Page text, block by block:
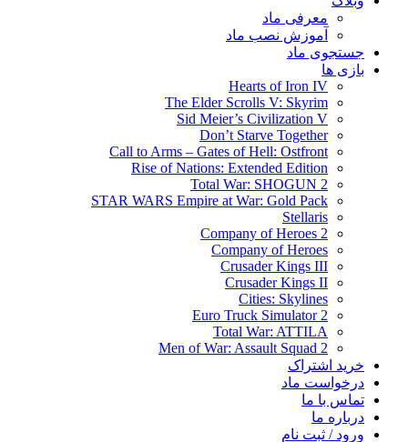
معرفی ماد
آموزش نصب ماد
جستجوی ماد
بازی ها
Hearts of Iron IV
The Elder Scrolls V: Skyrim
Sid Meier’s Civilization V
Don’t Starve Together
Call to Arms – Gates of Hell: Ostfront
Rise of Nations: Extended Edition
Total War: SHOGUN 2
STAR WARS Empire at War: Gold Pack
Stellaris
Company of Heroes 2
Company of Heroes
Crusader Kings III
Crusader Kings II
Cities: Skylines
Euro Truck Simulator 2
Total War: ATTILA
Men of War: Assault Squad 2
خرید اشتراک
درخواست ماد
تماس با ما
درباره ما
ورود / ثبت نام